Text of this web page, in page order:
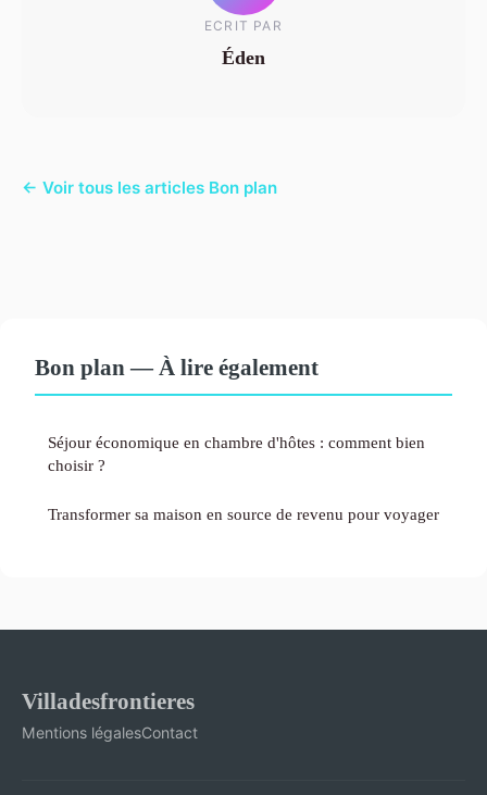
ECRIT PAR
Éden
← Voir tous les articles Bon plan
Bon plan — À lire également
Séjour économique en chambre d'hôtes : comment bien
choisir ?
Transformer sa maison en source de revenu pour voyager
Villadesfrontieres
Mentions légalesContact